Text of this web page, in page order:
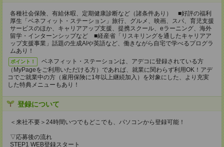
各種社会保険、有給休暇、定期健康診断など（諸条件あり） ■好評の福利
厚生「ベネフィット・ステーション」旅行、グルメ、映画、スパ、育児支援
サービスのほか、キャリアアップ支援、提携スクール、eラーニング、海外
留学・インターンシップなど ■経産省「リスキリングを通したキャリアア
ップ支援事業」話題の生成AIや英語など、働きながら自宅で学べるプログラ
ムあり！
ポイント！
ベネフィット・ステーションは、アデコに登録されている方
（MyPageをご利用いただける方）であれば、就業に関わらず利用OK！アデ
コでご就業中の方（雇用保険に1年以上継続加入）を対象にした、より充実
した特典メニューもあり！
登録について
＜来社不要＞24時間いつでもどこでも、パソコンから登録可能！
▽応募後の流れ
STEP1 WEB登録スタート